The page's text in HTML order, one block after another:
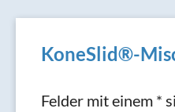
KoneSlid®-
Felder mit einem *